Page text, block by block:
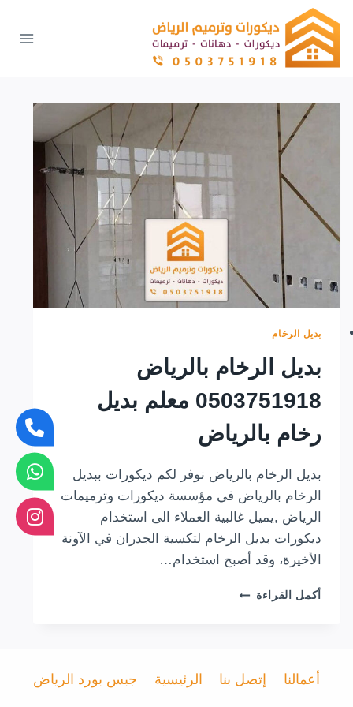
التجاوز
المحتوى
بديل الرخام
بديل الرخام بالرياض
0503751918 معلم بديل
رخام بالرياض
بديل الرخام بالرياض نوفر لكم ديكورات ببديل
الرخام بالرياض في مؤسسة ديكورات وترميمات
الرياض ,يميل غالبية العملاء الى استخدام
ديكورات بديل الرخام لتكسية الجدران في الآونة
الأخيرة، وقد أصبح استخدام…
أكمل القراءة بديل
بديل
أعمالنا إتصل بنا الرئيسية جبس بورد الرياض